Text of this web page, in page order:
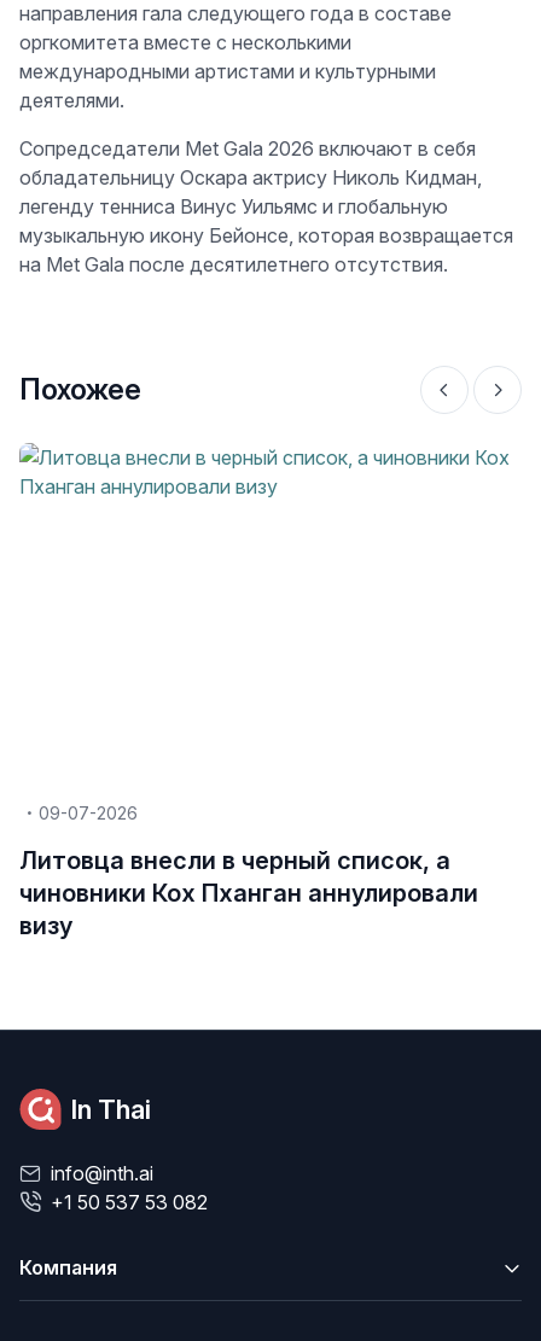
направления гала следующего года в составе
оргкомитета вместе с несколькими
международными артистами и культурными
деятелями.
Сопредседатели Met Gala 2026 включают в себя
обладательницу Оскара актрису Николь Кидман,
легенду тенниса Винус Уильямс и глобальную
музыкальную икону Бейонсе, которая возвращается
на Met Gala после десятилетнего отсутствия.
Похожее
09-07-2026
Литовца внесли в черный список, а
чиновники Кох Пханган аннулировали
визу
In Thai
info@inth.ai
+1 50 537 53 082
Компания